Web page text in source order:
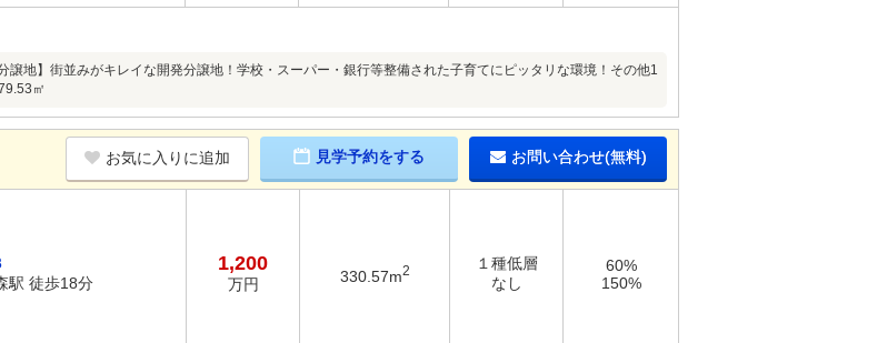
譲地】街並みがキレイな開発分譲地！学校・スーパー・銀行等整備された子育てにピッタリな環境！その他1
㎡
お気に入りに追加 見学予約をする お問い合わせ(無料)
駅 徒歩18分
1,200
万円 330.57m2
１種低層
なし
60%
150%